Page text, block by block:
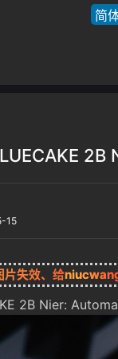
简
15
片失效、给
2B Nier: